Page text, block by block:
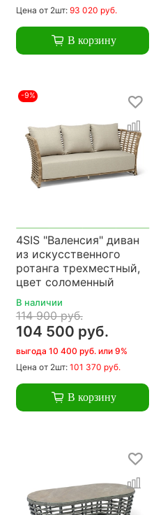
Цена от 2шт: 93 020 руб.
В корзину
-9%
4SIS "Валенсия" диван
из искусственного
ротанга трехместный,
цвет соломенный
В наличии
114 900 руб.
104 500 руб.
выгода 10 400 руб. или 9%
Цена от 2шт: 101 370 руб.
В корзину